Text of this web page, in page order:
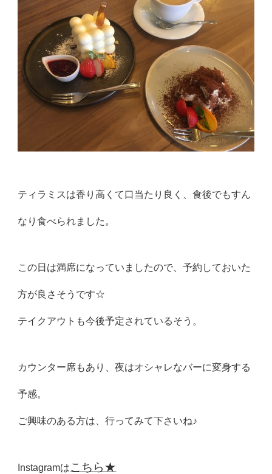
ティラミスは香り高くて口当たり良く、食後でもすん
なり食べられました。
この日は満席になっていましたので、予約しておいた
方が良さそうです☆
テイクアウトも今後予定されているそう。
カウンター席もあり、夜はオシャレなバーに変身する
予感。
ご興味のある方は、行ってみて下さいね♪
Instagramはこちら★